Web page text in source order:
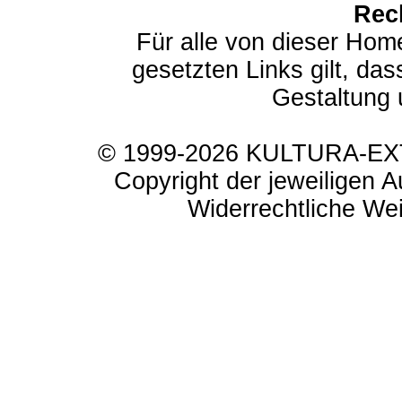
Für alle von dieser
gesetzten Links gilt,
Gestaltung
© 1999-2026 KULTURA-
Copyright der jeweiligen
Widerrechtliche